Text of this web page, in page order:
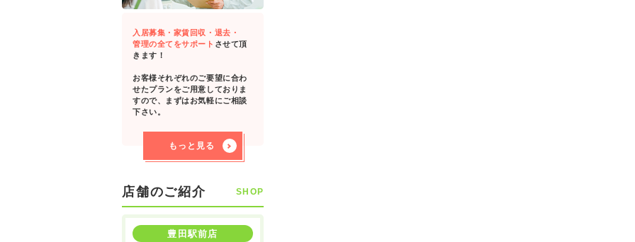
入居募集・家賃回収・退去・
管理の全てをサポート させて頂
きます！
お客様それぞれのご要望に合わ
せたプランをご用意しておりま
すので、まずはお気軽にご相談
下さい。
もっと見る
店舗のご紹介 SHOP
豊田駅前店